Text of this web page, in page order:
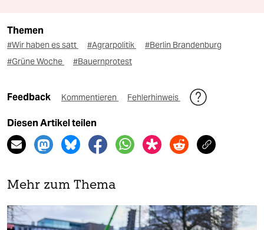
Themen
#Wir haben es satt #Agrarpolitik
#Berlin Brandenburg
#Grüne Woche
#Bauernprotest
Feedback Kommentieren Fehlerhinweis
Diesen Artikel teilen
Mehr zum Thema